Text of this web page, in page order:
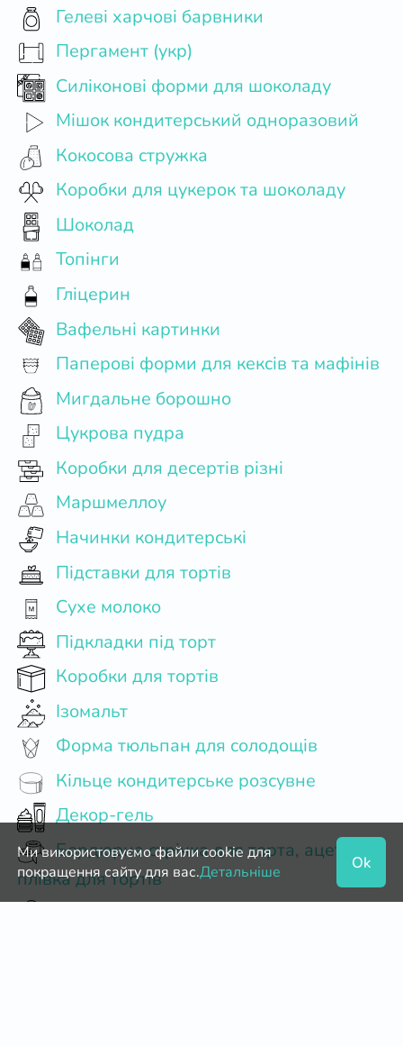
Гелеві харчові барвники
Пергамент (укр)
Силіконові форми для шоколаду
Мішок кондитерський одноразовий
Кокосова стружка
Коробки для цукерок та шоколаду
Шоколад
Топінги
Гліцерин
Вафельні картинки
Паперові форми для кексів та мафінів
Мигдальне борошно
Цукрова пудра
Коробки для десертів різні
Маршмеллоу
Начинки кондитерські
Підставки для тортів
Сухе молоко
Підкладки під торт
Коробки для тортів
Ізомальт
Форма тюльпан для солодощів
Кільце кондитерське розсувне
Декор-гель
Бордюрна стрічка для торта, ацетатна
плівка для тортів
Діоксид титану (білий барвник)
Ми використовуємо файли cookie для
покращення сайту для вас.Детальніше Ok